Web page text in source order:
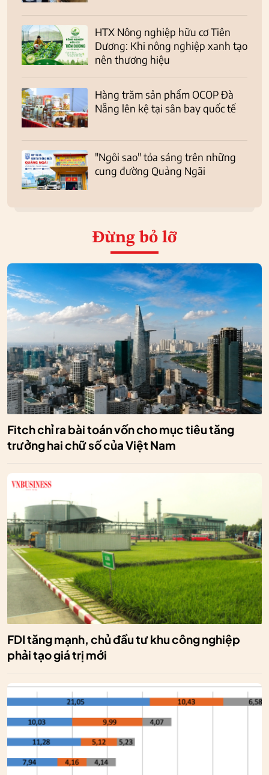
HTX Nông nghiệp hữu cơ Tiên
Dương: Khi nông nghiệp xanh tạo
nên thương hiệu
Hàng trăm sản phẩm OCOP Đà
Nẵng lên kệ tại sân bay quốc tế
"Ngôi sao" tỏa sáng trên những
cung đường Quảng Ngãi
Đừng bỏ lỡ
Fitch chỉ ra bài toán vốn cho mục tiêu tăng
trưởng hai chữ số của Việt Nam
FDI tăng mạnh, chủ đầu tư khu công nghiệp
phải tạo giá trị mới